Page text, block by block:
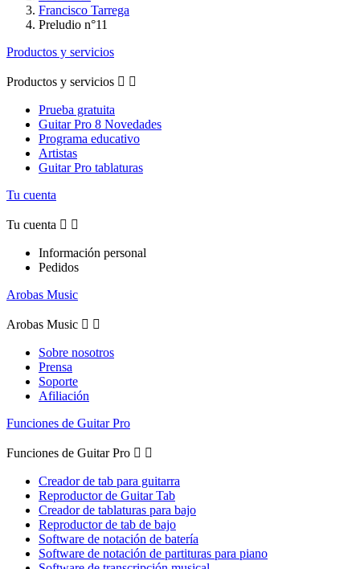
Francisco Tarrega
Preludio n°11
Productos y servicios
Productos y servicios  
Prueba gratuita
Guitar Pro 8 Novedades
Programa educativo
Artistas
Guitar Pro tablaturas
Tu cuenta
Tu cuenta  
Información personal
Pedidos
Arobas Music
Arobas Music  
Sobre nosotros
Prensa
Soporte
Afiliación
Funciones de Guitar Pro
Funciones de Guitar Pro  
Creador de tab para guitarra
Reproductor de Guitar Tab
Creador de tablaturas para bajo
Reproductor de tab de bajo
Software de notación de batería
Software de notación de partituras para piano